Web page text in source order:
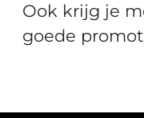
Ook krijg je
goede